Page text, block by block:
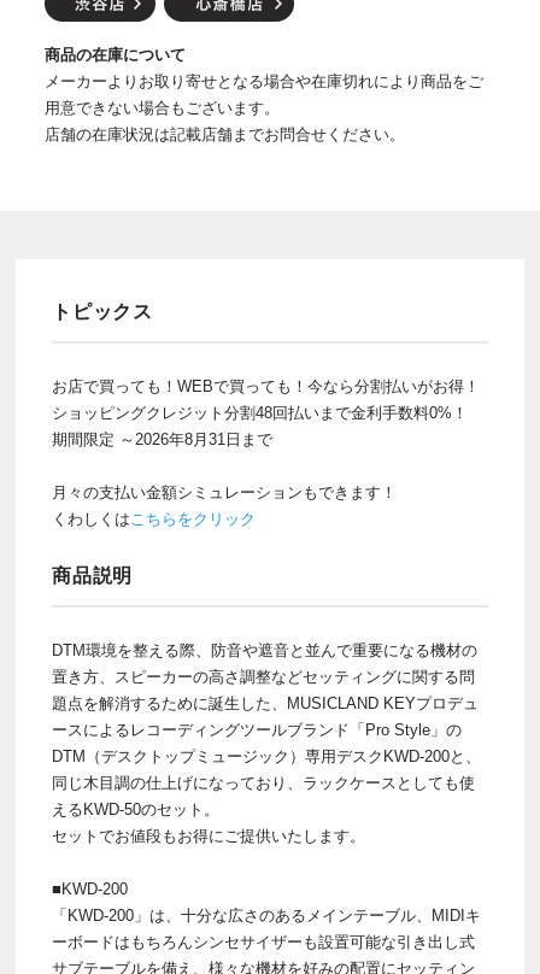
商品の在庫について
メーカーよりお取り寄せとなる場合や在庫切れにより商品をご
用意できない場合もございます。
店舗の在庫状況は記載店舗までお問合せください。
トピックス
お店で買っても！WEBで買っても！今なら分割払いがお得！
ショッピングクレジット分割48回払いまで金利手数料0%！
期間限定 ～2026年8月31日まで
月々の支払い金額シミュレーションもできます！
くわしくは こちらをクリック
商品説明
DTM環境を整える際、防音や遮音と並んで重要になる機材の
置き方、スピーカーの高さ調整などセッティングに関する問
題点を解消するために誕生した、MUSICLAND KEYプロデュ
ースによるレコーディングツールブランド「Pro Style」の
DTM（デスクトップミュージック）専用デスクKWD-200と、
同じ木目調の仕上げになっており、ラックケースとしても使
えるKWD-50のセット。
セットでお値段もお得にご提供いたします。
■KWD-200
「KWD-200」は、十分な広さのあるメインテーブル、MIDIキ
ーボードはもちろんシンセサイザーも設置可能な引き出し式
サブテーブルを備え、様々な機材を好みの配置にセッティン